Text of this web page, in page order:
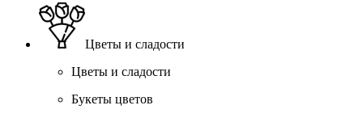
Цветы и сладости
Цветы и сладости
Букеты цветов